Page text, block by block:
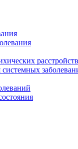
расстройств